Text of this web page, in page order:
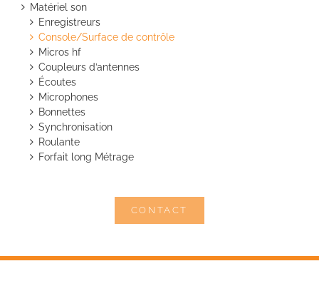
Matériel son
Enregistreurs
Console/Surface de contrôle
Micros hf
Coupleurs d’antennes
Écoutes
Microphones
Bonnettes
Synchronisation
Roulante
Forfait long Métrage
CONTACT